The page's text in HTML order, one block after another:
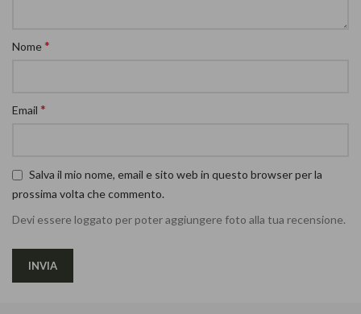
Nome*
Email *
Salva il mio nome, email e sito web in questo browser per la
prossima volta che commento.
Devi essere loggato per poter aggiungere foto alla tua recensione.